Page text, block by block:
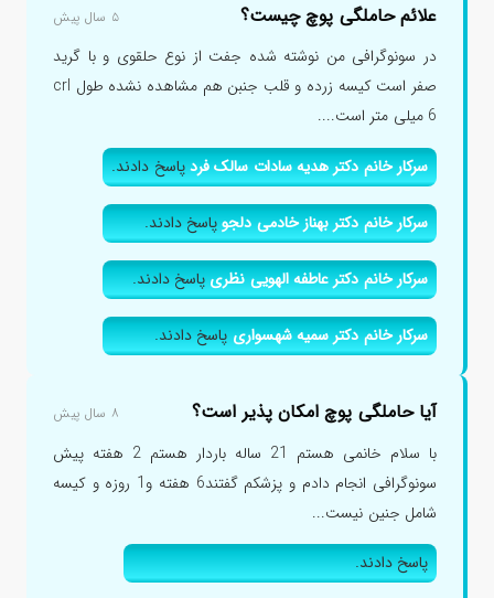
علائم حاملگی پوچ چیست؟ ۵ سال پیش
در سونوگرافی من نوشته شده جفت از نوع حلقوی و با گرید
صفر است کیسه زرده و قلب جنبن هم مشاهده نشده طول crl
6 میلی متر است....
سرکار خانم دکتر هدیه سادات سالک فردپاسخ دادند.
سرکار خانم دکتر بهناز خادمی دلجوپاسخ دادند.
سرکار خانم دکتر عاطفه الهویی نظریپاسخ دادند.
سرکار خانم دکتر سمیه شهسواریپاسخ دادند.
آیا حاملگی پوچ امکان پذیر است؟ ۸ سال پیش
با سلام خانمی هستم 21 ساله باردار هستم 2 هفته پیش
سونوگرافی انجام دادم و پزشکم گفتند6 هفته و1 روزه و کیسه
شامل جنین نیست...
پاسخ دادند.